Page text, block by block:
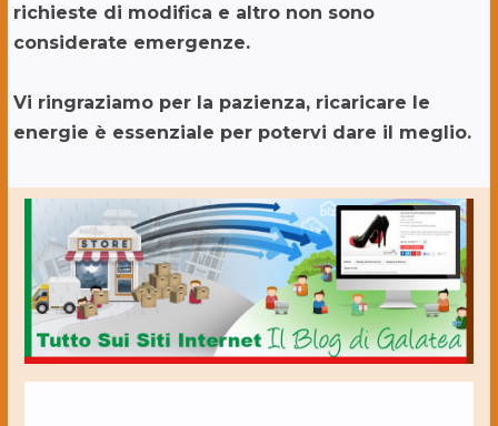
richieste di modifica e altro non sono
considerate emergenze.
Vi ringraziamo per la pazienza, ricaricare le
energie è essenziale per potervi dare il meglio.